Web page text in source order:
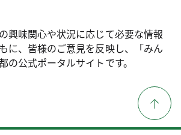
興味関心や状況に応じて必要な情報
に、皆様のご意見を反映し、「みん
の公式ポータルサイトです。